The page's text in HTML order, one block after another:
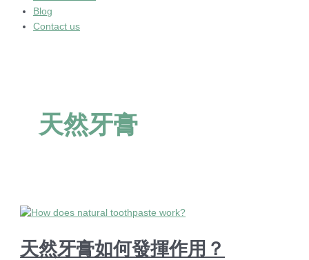
Blog
Contact us
天然牙膏
天然牙膏如何發揮作用？